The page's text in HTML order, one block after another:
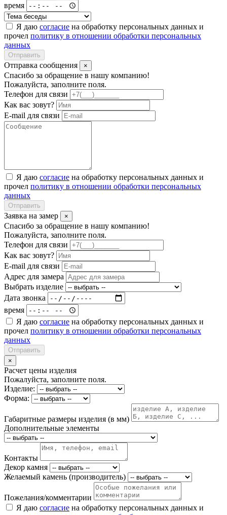
время
Я даю согласие на обработку персональных данных и
прочел политику в отношении обработки персональных
данных
Отправить
Отправка сообщения ×
Спасибо за обращение в нашу компанию!
Пожалуйста, заполните поля.
Телефон для связи
Как вас зовут?
E-mail для связи
Я даю согласие на обработку персональных данных и
прочел политику в отношении обработки персональных
данных
Отправить
Заявка на замер ×
Спасибо за обращение в нашу компанию!
Пожалуйста, заполните поля.
Телефон для связи
Как вас зовут?
E-mail для связи
Адрес для замера
Выбрать изделие
Дата звонка
время
Я даю согласие на обработку персональных данных и
прочел политику в отношении обработки персональных
данных
Отправить
×
Расчет цены изделия
Пожалуйста, заполните поля.
Изделие:
Форма:
Габаритные размеры изделия (в мм)
Дополнительные элементы
Контакты
Декор камня
Желаемый камень (производитель)
Пожелания/комментарии
Я даю согласие на обработку персональных данных и